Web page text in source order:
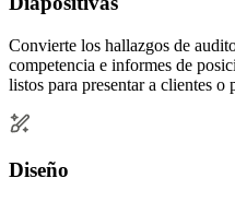
Convierte los hallazgos de
competencia e informes de
listos para presentar a clientes o
Diseño